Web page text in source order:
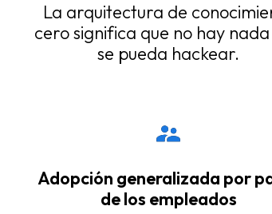
La arquitectura de
cero significa que no hay
se pueda hackear.
Adopción generalizada por
de los empleados